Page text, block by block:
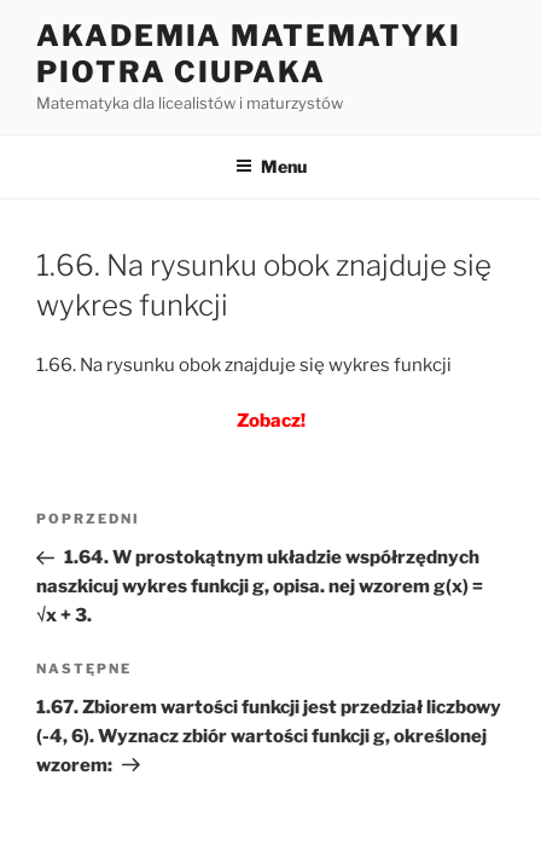
treści
AKADEMIA MATEMATYKI
PIOTRA CIUPAKA
Matematyka dla licealistów i maturzystów
Menu
1.66. Na rysunku obok znajduje się
wykres funkcji
1.66. Na rysunku obok znajduje się wykres funkcji
Zobacz!
Nawigacja
Poprzedni
wpis
POPRZEDNI
1.64. W prostokątnym układzie współrzędnych
naszkicuj wykres funkcji g, opisa. nej wzorem g(x) =
√x + 3.
Następny
wpis
NASTĘPNE
1.67. Zbiorem wartości funkcji jest przedział liczbowy
(-4, 6). Wyznacz zbiór wartości funkcji g, określonej
wzorem: